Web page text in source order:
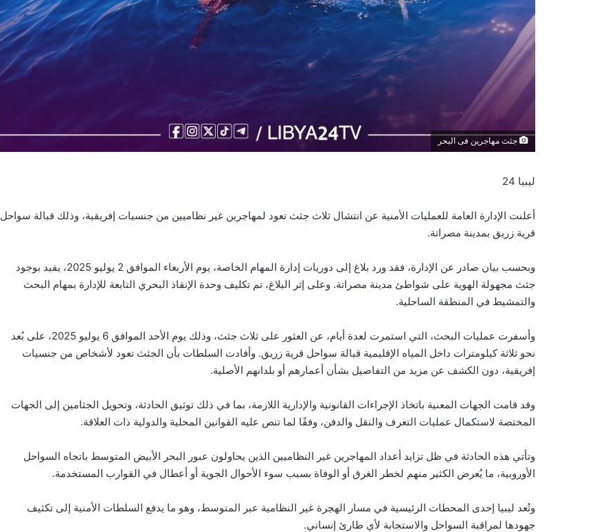
جثث مهاجرين فى البحر
ليبيا 24
أعلنت الإدارة العامة للعمليات الأمنية عن انتشال ثلاث جثث تعود لمهاجرين غير نظاميين من جنسيات إفريقية، وذلك قبالة سواحل
قرية زريق بمدينة مصراتة.
وبحسب بيان صادر عن الإدارة، فقد ورد بلاغ إلى دوريات إدارة المهام الخاصة، يوم الأربعاء الموافق 2 يوليو 2025، يفيد بوجود
جثث مجهولة الهوية على شواطئ مدينة مصراتة. وعلى إثر البلاغ، تم تكليف وحدة الإنقاذ البحري التابعة للإدارة بمهام البحث
والتمشيط في المنطقة الساحلية.
وأسفرت عمليات البحث، التي استمرت لعدة أيام، عن العثور على ثلاث جثث، وذلك يوم الأحد الموافق 6 يوليو 2025، على بُعد
نحو ثلاثة كيلومترات داخل المياه الإقليمية قبالة سواحل قرية زريق. وأفادت السلطات بأن الجثث تعود لأشخاص من جنسيات
إفريقية، دون الكشف عن مزيد من التفاصيل بشأن أعمارهم أو بلدانهم الأصلية.
وقد قامت الجهات المعنية باتخاذ الإجراءات القانونية والإدارية اللازمة، بما في ذلك توثيق الحادثة، وتحويل الجثامين إلى الجهات
المختصة لاستكمال عمليات التعرف والنقل والدفن، وفقًا لما تنص عليه القوانين المحلية والدولية ذات العلاقة.
وتأتي هذه الحادثة في ظل تزايد أعداد المهاجرين غير النظاميين الذين يحاولون عبور البحر الأبيض المتوسط باتجاه السواحل
الأوروبية، ما يُعرض الكثير منهم لخطر الغرق أو الوفاة بسبب سوء الأحوال الجوية أو أعطال في القوارب المستخدمة.
وتُعد ليبيا إحدى المحطات الرئيسية في مسار الهجرة غير النظامية عبر المتوسط، وهو ما يدفع السلطات الأمنية إلى تكثيف
جهودها لمراقبة السواحل والاستجابة لأي طارئ إنساني.